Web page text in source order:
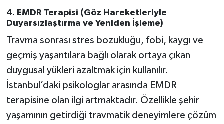
4. EMDR Terapisi (Göz Hareketleriyle
Duyarsızlaştırma ve Yeniden İş leme)
Travma sonrası stres bozukluğu, fobi, kaygı ve
geçmiş yaşantılara bağlı olarak ortaya çıkan
duygusal yükleri azaltmak için kullanılır.
İstanbul’daki psikologlar arasında EMDR
terapisine olan ilgi artmaktadır. Özellikle şehir
yaşamının getirdiği travmatik deneyimlere çözüm